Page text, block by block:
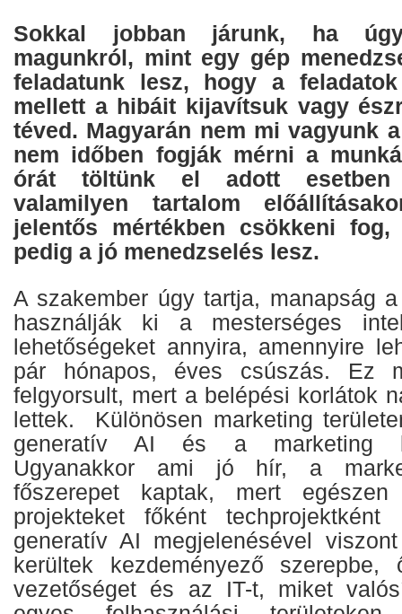
Sokkal jobban járunk, ha úgy
magunkról, mint egy gép
feladatunk lesz, hogy a
mellett a hibáit kijavítsuk vagy
téved. Magyarán nem mi vagyunk
nem időben fogják mérni a
órát töltünk el adott esetben
valamilyen tartalom
jelentős mértékben csökkeni
pedig a jó menedzselés lesz.
A szakember úgy tartja, manapság
használják ki a mesterséges
lehetőségeket annyira, amennyire
pár hónapos, éves csúszás. Ez
felgyorsult, mert a belépési korlátok
lettek. Különösen marketing
generatív AI és a marketing
Ugyanakkor ami jó hír, a
főszerepet kaptak, mert
projekteket főként techprojektként
generatív AI megjelenésével
kerültek kezdeményező
vezetőséget és az IT-t, miket